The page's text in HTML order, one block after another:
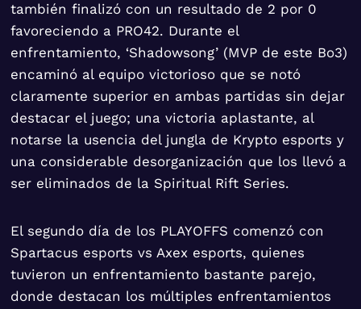
también finalizó con un resultado de 2 por 0
favoreciendo a PRO42. Durante el
enfrentamiento, ‘Shadowsong’ (MVP de este Bo3)
encaminó al equipo victorioso que se notó
claramente superior en ambas partidas sin dejar
destacar el juego; una victoria aplastante, al
notarse la usencia del jungla de Krypto esports y
una considerable desorganización que los llevó a
ser eliminados de la Spiritual Rift Series.
El segundo día de los PLAYOFFS comenzó con
Spartacus esports vs Axex esports, quienes
tuvieron un enfrentamiento bastante parejo,
donde destacan los múltiples enfrentamientos